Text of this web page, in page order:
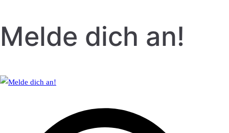
Melde dich an!